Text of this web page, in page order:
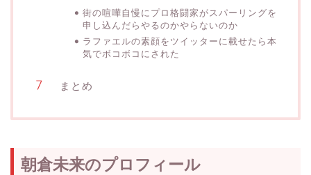
街の喧嘩自慢にプロ格闘家がスパーリングを
申し込んだらやるのかやらないのか
ラファエルの素顔をツイッターに載せたら本
気でボコボコにされた
まとめ
朝倉未来のプロフィール